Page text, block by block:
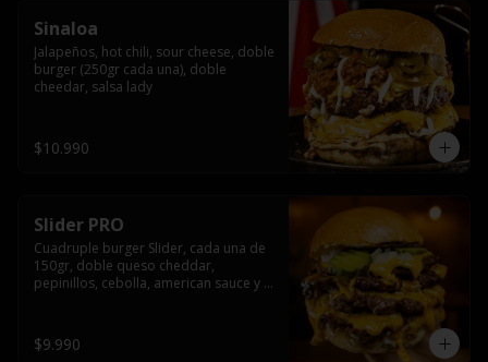
Sinaloa
Jalapeños, hot chili, sour cheese, doble
burger (250gr cada una), doble
cheedar, salsa lady
$10.990
Slider PRO
Cuadruple burger Slider, cada una de
150gr, doble queso cheddar,
pepinillos, cebolla, american sauce y
$9.990